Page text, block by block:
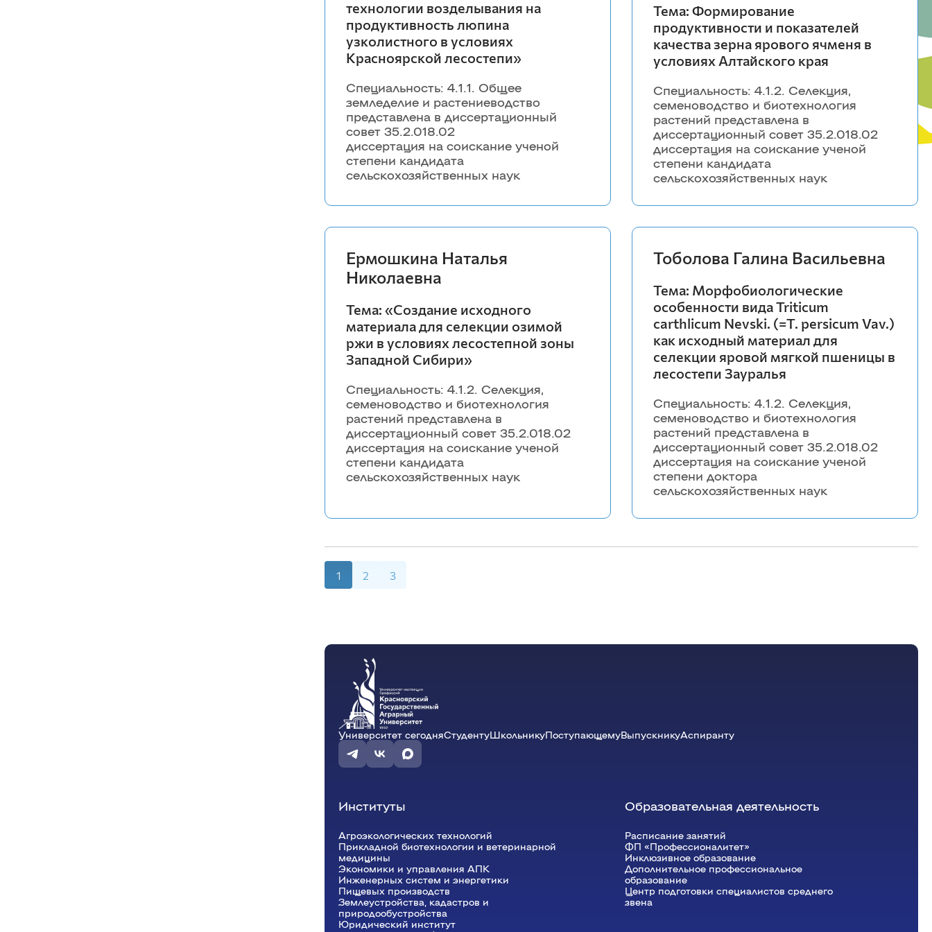
Бухгалтерский учет и статистика
Психология, педагогика и экология
человека
Инженерных систем и
энергетики
Физики и математики
Механизация и технический сервис в АПК
Общеинженерных дисциплин
Системоэнергетики
Теоретических основ электротехники
Электроснабжения сельского хозяйства
Красноярский ГАУ
Правовых и социально-экономических
дисциплин
Агроинженерии
Центр подготовки специалистов
среднего звена
технологии возделывания на
продуктивность люпина
узколистного в условиях
Красноярской лесостепи»
Специальность: 4.1.1. Общее
земледелие и растениеводство
представлена в диссертационный
совет 35.2.018.02
диссертация на соискание ученой
степени кандидата
сельскохозяйственных наук
Тема: Формирование
продуктивности и показателей
качества зерна ярового ячменя в
условиях Алтайского края
Специальность: 4.1.2. Селекция,
семеноводство и биотехнология
растений представлена в
диссертационный совет 35.2.018.02
диссертация на соискание ученой
степени кандидата
сельскохозяйственных наук
Ермошкина Наталья
Николаевна
Тема: «Создание исходного
материала для селекции озимой
ржи в условиях лесостепной зоны
Западной Сибири»
Специальность: 4.1.2. Селекция,
семеноводство и биотехнология
растений представлена в
диссертационный совет 35.2.018.02
диссертация на соискание ученой
степени кандидата
сельскохозяйственных наук
Тоболова Галина Васильевна
Тема: Морфобиологические
особенности вида Triticum
carthlicum Nevski. (=T. persicum Vav.)
как исходный материал для
селекции яровой мягкой пшеницы в
лесостепи Зауралья
Специальность: 4.1.2. Селекция,
семеноводство и биотехнология
растений представлена в
диссертационный совет 35.2.018.02
диссертация на соискание ученой
степени доктора
сельскохозяйственных наук
1 2 3
Университет сегодняСтудентуШкольникуПоступающемуВыпускникуАспиранту
Институты
Агроэкологических технологий
Прикладной биотехнологии и ветеринарной
медицины
Экономики и управления АПК
Инженерных систем и энергетики
Пищевых производств
Землеустройства, кадастров и
природообустройства
Юридический институт
Образовательная деятельность
Расписание занятий
ФП «Профессионалитет»
Инклюзивное образование
Дополнительное профессиональное
образование
Центр подготовки специалистов среднего
звена